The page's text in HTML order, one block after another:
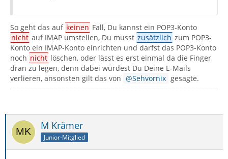
So geht das auf keinen Fall, Du kannst ein POP3-Konto
nicht auf IMAP umstellen, Du musst zusätzlich zum POP3-
Konto ein IMAP-Konto einrichten und darfst das POP3-Konto
noch nicht löschen, oder lässt es erst einmal da die Finger
dran zu legen, denn dabei würdest Du Deine E-Mails
verlieren, ansonsten gilt das von
Sehvornix gesagte.
M Krämer
Junior-Mitglied